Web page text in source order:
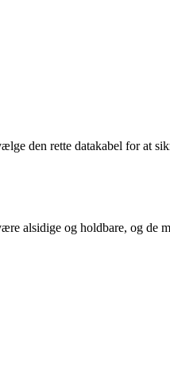
den rette datakabel for at
alsidige og holdbare, og de